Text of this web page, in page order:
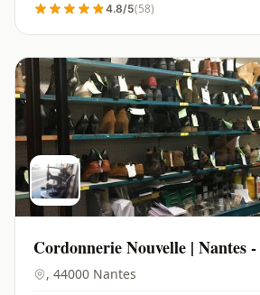
4.8/5(58)
Cordonnerie Nouvelle | Nantes -
, 44000 Nantes